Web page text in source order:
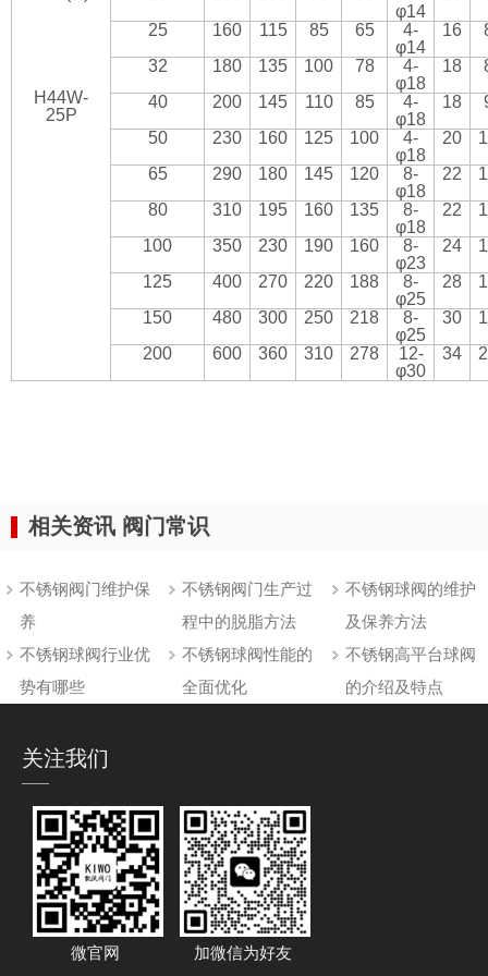
H44W-
25P
φ14
25
160 115 85 65
4-
φ14
16
32
180 135 100 78
4-
φ18
18
40
200 145 110 85
4-
φ18
18
50
230 160 125 100
4-
φ18
20
65
290 180 145 120
8-
φ18
22
80
310 195 160 135
8-
φ18
22
100
350 230 190 160
8-
φ23
24
125
400 270 220 188
8-
φ25
28
150
480 300 250 218
8-
φ25
30
200
600 360 310 278
12-
φ30
34
相关资讯 阀门常识
不锈钢阀门维护保
养
不锈钢阀门生产过
程中的脱脂方法
不锈钢球阀的维护
及保养方法
不锈钢球阀行业优
势有哪些
不锈钢球阀性能的
全面优化
不锈钢高平台球阀
的介绍及特点
关注我们
微官网 加微信为好友